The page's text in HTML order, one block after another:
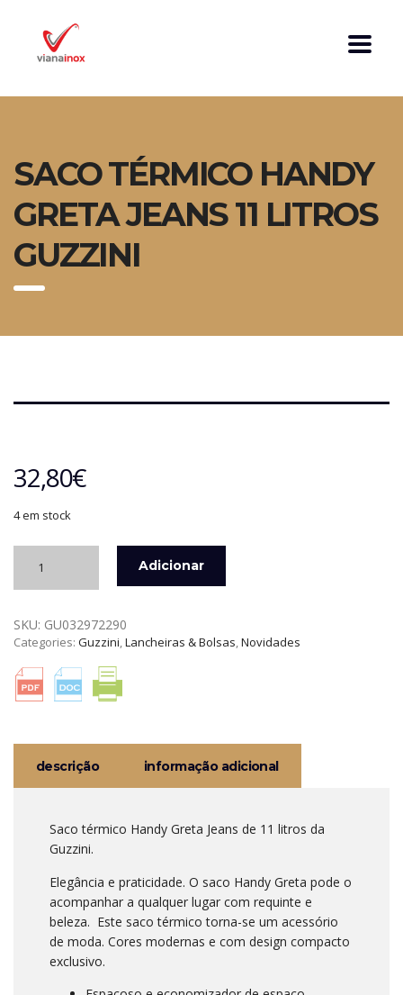
SACO TÉRMICO HANDY
GRETA JEANS 11 LITROS
GUZZINI
32,80€
4 em stock
SACO
HANDY
GRETA
11
LITROS
Adicionar
SKU: GU032972290
Categories: Guzzini,Lancheiras & Bolsas,Novidades
descrição informação adicional
Saco térmico Handy Greta Jeans de 11 litros da
Guzzini.
Elegância e praticidade. O saco Handy Greta pode o
acompanhar a qualquer lugar com requinte e
beleza. Este saco térmico torna-se um acessório
de moda. Cores modernas e com design compacto
exclusivo.